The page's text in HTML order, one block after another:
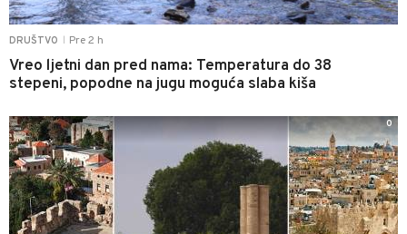
DRUŠTVO Pre 2 h
Vreo ljetni dan pred nama: Temperatura do 38
stepeni, popodne na jugu moguća slaba kiša
0